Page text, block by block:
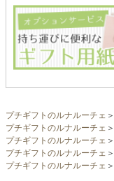
プチギフトのルナルーチェ ＞
プチギフトのルナルーチェ ＞
プチギフトのルナルーチェ ＞
プチギフトのルナルーチェ ＞
プチギフトのルナルーチェ ＞